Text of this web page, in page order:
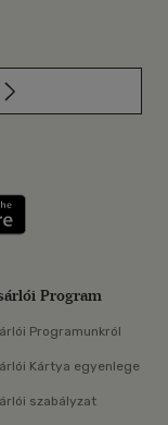
meg: Google
Program
Programunkról
Kártya egyenlege
szabályzat